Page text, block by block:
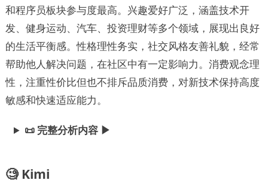
和程序员板块参与度最高。兴趣爱好广泛，涵盖技术开
发、健身运动、汽车、投资理财等多个领域，展现出良好
的生活平衡感。性格理性务实，社交风格友善礼貌，经常
帮助他人解决问题，在社区中有一定影响力。消费观念理
性，注重性价比但也不排斥品质消费，对新技术保持高度
敏感和快速适应能力。
📜 完整分析内容 ▶
🧐 Kimi